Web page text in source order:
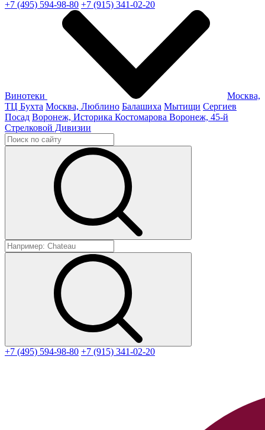
+7 (495) 594-98-80 +7 (915) 341-02-20
Винотеки
Москва,
ТЦ Бухта Москва, Люблино Балашиха Мытищи Сергиев
Посад Воронеж, Историка Костомарова Воронеж, 45-й
Стрелковой Дивизии
+7 (495) 594-98-80 +7 (915) 341-02-20